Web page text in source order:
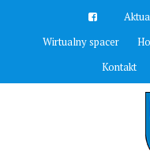
Wirtualny spacer
Kontakt